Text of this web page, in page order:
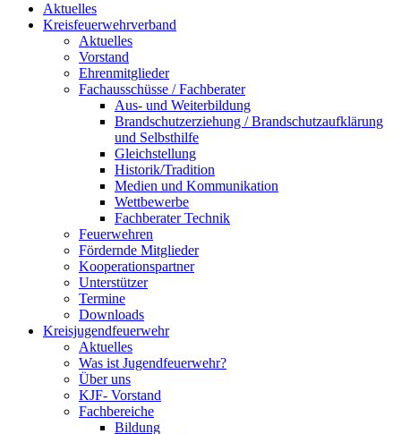
Aktuelles
Kreisfeuerwehrverband
Aktuelles
Vorstand
Ehrenmitglieder
Fachausschüsse / Fachberater
Aus- und Weiterbildung
Brandschutzerziehung / Brandschutzaufklärung
und Selbsthilfe
Gleichstellung
Historik/Tradition
Medien und Kommunikation
Wettbewerbe
Fachberater Technik
Feuerwehren
Fördernde Mitglieder
Kooperationspartner
Unterstützer
Termine
Downloads
Kreisjugendfeuerwehr
Aktuelles
Was ist Jugendfeuerwehr?
Über uns
KJF- Vorstand
Fachbereiche
Bildung